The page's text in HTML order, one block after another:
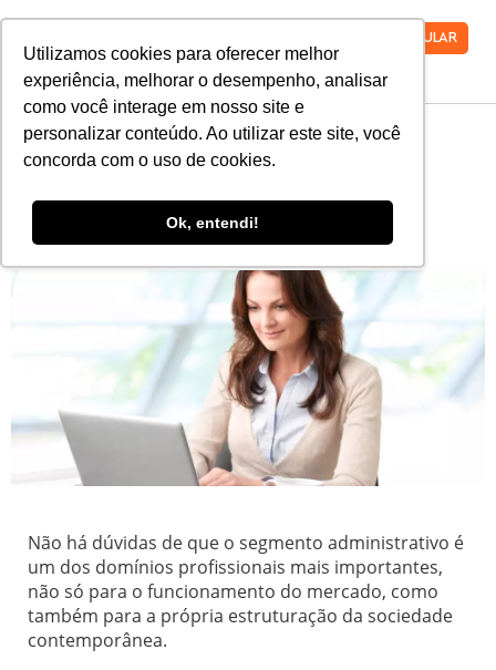
Utilizamos cookies para oferecer melhor
experiência, melhorar o desempenho, analisar
como você interage em nosso site e
personalizar conteúdo. Ao utilizar este site, você
concorda com o uso de cookies.
Ok, entendi!
VESTIBULAR
Conheça mais sobre 15
áreas de atuação na
administração
Não há dúvidas de que o segmento administrativo é
um dos domínios profissionais mais importantes,
não só para o funcionamento do mercado, como
também para a própria estruturação da sociedade
contemporânea.